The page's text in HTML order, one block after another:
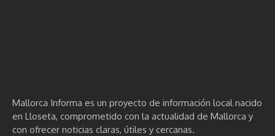
Mallorca Informa es un proyecto de información local nacido
en Lloseta, comprometido con la actualidad de Mallorca y
con ofrecer noticias claras, útiles y cercanas.